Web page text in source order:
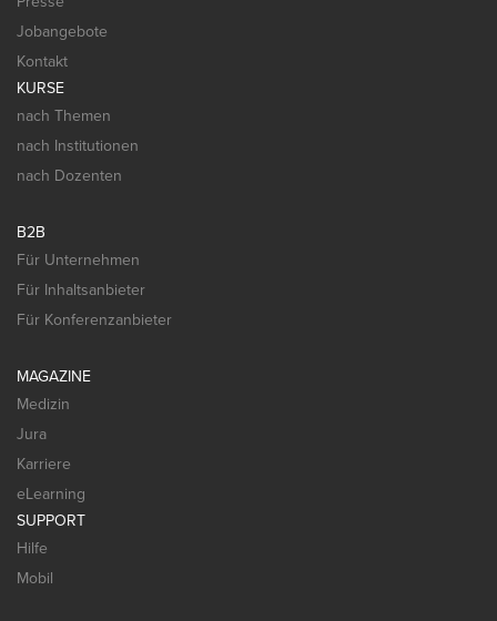
Jobangebote
Kontakt
KURSE
nach Themen
nach Institutionen
nach Dozenten
B2B
Für Unternehmen
Für Inhaltsanbieter
Für Konferenzanbieter
MAGAZINE
Medizin
Jura
Karriere
eLearning
SUPPORT
Hilfe
Mobil